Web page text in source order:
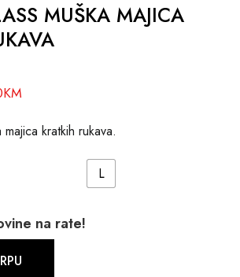
MUŠKA MAJICA
KM
kratkih rukava.
L
na rate!